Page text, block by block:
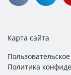
Карта сайта
Политика